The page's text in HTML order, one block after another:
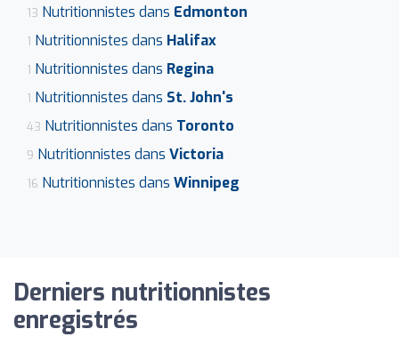
13 Nutritionnistes dans Edmonton
1 Nutritionnistes dans Halifax
1 Nutritionnistes dans Regina
1 Nutritionnistes dans St. John's
43 Nutritionnistes dans Toronto
9 Nutritionnistes dans Victoria
16 Nutritionnistes dans Winnipeg
Derniers nutritionnistes
enregistrés